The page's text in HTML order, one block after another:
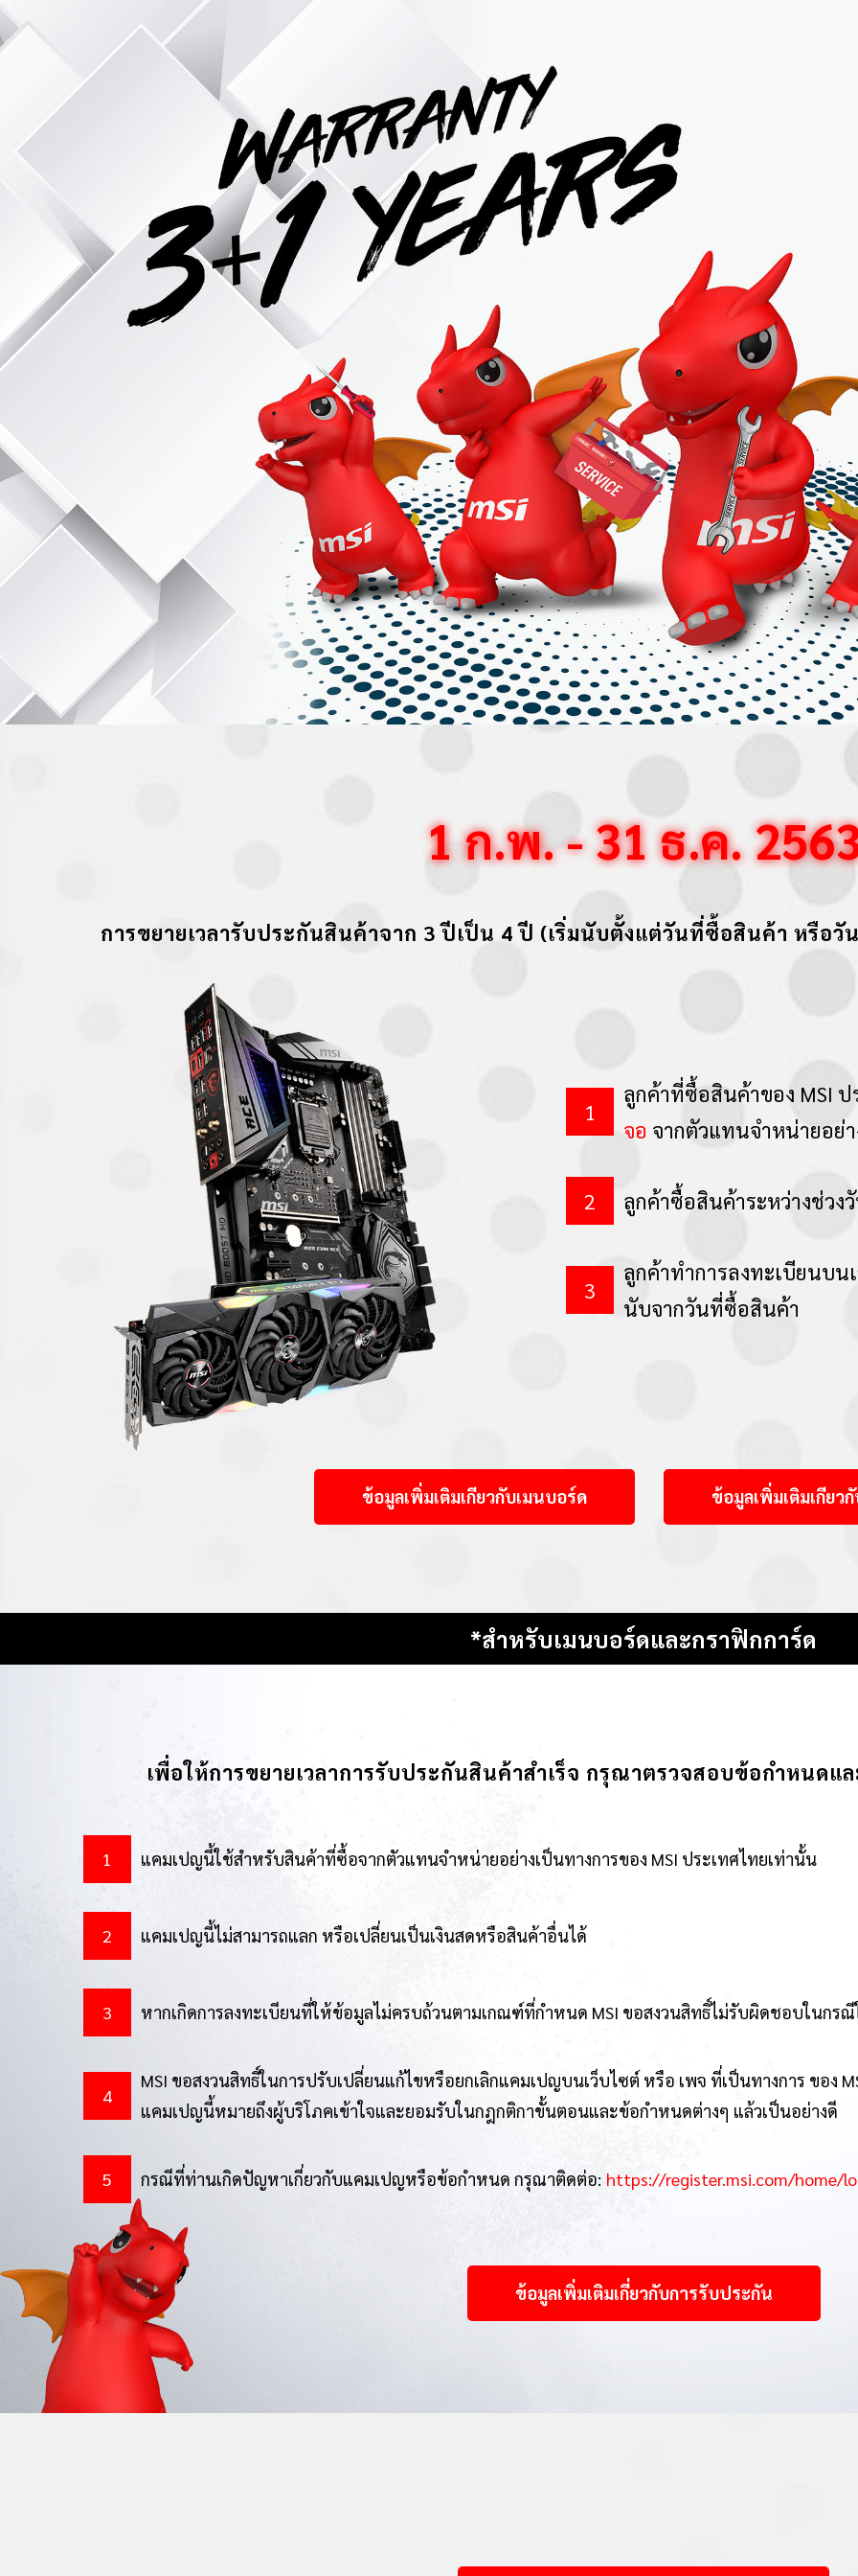
1 ก.พ. - 31 ธ.ค.
การขยายเวลารับประกันสินค้าจาก 3 ปีเป็น 4 ปี (เริ่มนับตั้งแต่วันที่ซื้อสินค้า หรือ
ลูกค้าที่ซื้อสินค้าของ MSI
จอ จากตัวแทนจำหน่ายอย่
ลูกค้าซื้อสินค้าระหว่างช่ว
ลูกค้าทำการลงทะเบียนบน
นับจากวันที่ซื้อสินค้า
ข้อมูลเพิ่มเติมเกียวกับเมนบอร์ด ข้อมูลเพิ่มเติมเกียว
*สำหรับเมนบอร์ดและกราฟิกการ์ด
เพื่อให้การขยายเวลาการรับประกันสินค้าสำเร็จ กรุณาตรวจสอบข้อกำหนดแ
แคมเปญนี้ใช้สำหรับสินค้าที่ซื้อจากตัวแทนจำหน่ายอย่างเป็นทางการของ MSI ประเทศไทยเท่านั้น
แคมเปญนี้ไม่สามารถแลก หรือเปลี่ยนเป็นเงินสดหรือสินค้าอื่นได้
หากเกิดการลงทะเบียนที่ให้ข้อมูลไม่ครบถ้วนตามเกณฑ์ที่กำหนด MSI ขอสงวนสิทธิ์ไม่รับผิดชอบในกรณี
MSI ขอสงวนสิทธิ์ในการปรับเปลี่ยนแก้ไขหรือยกเลิกแคมเปญบนเว็บไซต์ หรือ เพจ ที่เป็นทางการ ของ
แคมเปญนี้หมายถึงผู้บริโภคเข้าใจและยอมรับในกฎกติกาขั้นตอนและข้อกำหนดต่างๆ แล้วเป็นอย่างดี
กรณีที่ท่านเกิดปัญหาเกี่ยวกับแคมเปญหรือข้อกำหนด กรุณาติดต่อ: https://register.msi.com/home/
ข้อมูลเพิ่มเติมเกี่ยวกับการรับประกัน